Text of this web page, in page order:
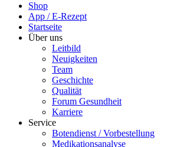
Shop
App / E-Rezept
Startseite
Über uns
Leitbild
Neuigkeiten
Team
Geschichte
Qualität
Forum Gesundheit
Karriere
Service
Botendienst / Vorbestellung
Medikationsanalyse